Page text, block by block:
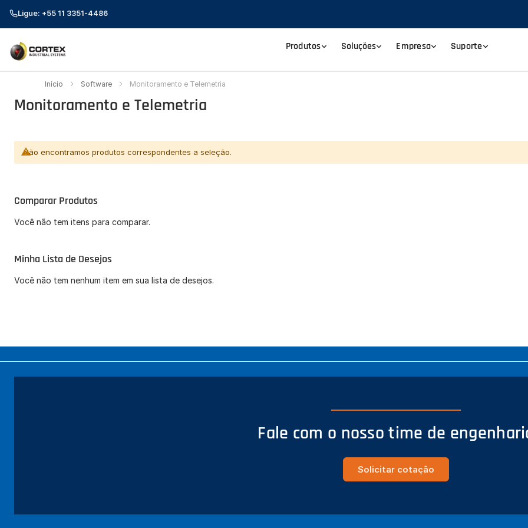
Ligue: +55 11 3351-4486
Produtos Soluções Empresa Suporte
Início Software Monitoramento e Telemetria
Monitoramento e Telemetria
Não encontramos produtos correspondentes a seleção.
Comparar Produtos
Você não tem itens para comparar.
Minha Lista de Desejos
Você não tem nenhum item em sua lista de desejos.
Fale com o nosso time de
Solicitar cotação